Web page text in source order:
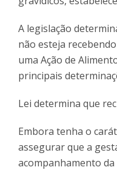
A legislação
não esteja
uma Ação de
principais
Lei determina que
Embora tenha o
assegurar que a
acompanhamento